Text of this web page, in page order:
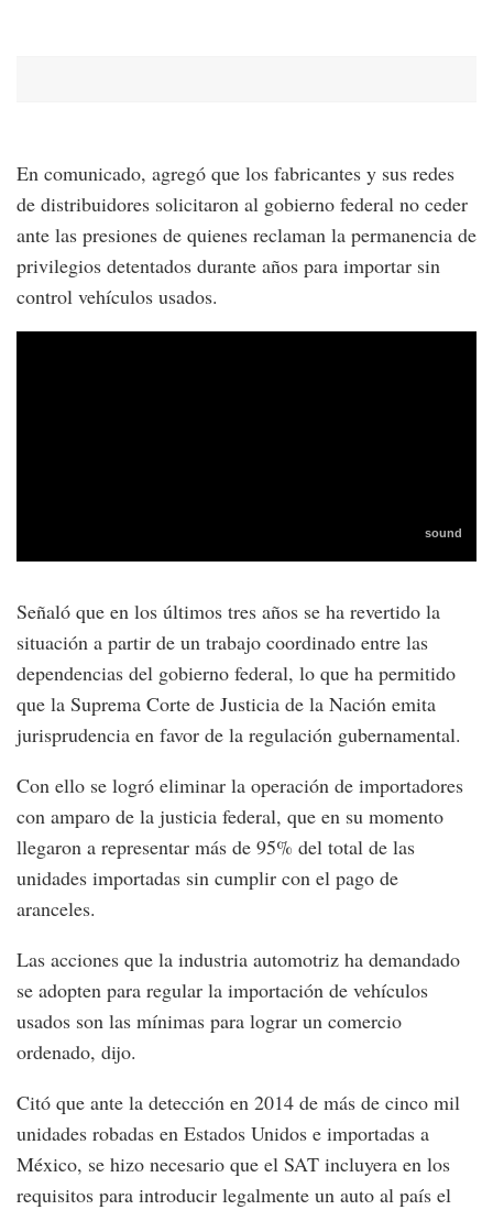
En comunicado, agregó que los fabricantes y sus redes
de distribuidores solicitaron al gobierno federal no ceder
ante las presiones de quienes reclaman la permanencia de
privilegios detentados durante años para importar sin
control vehículos usados.
Señaló que en los últimos tres años se ha revertido la
situación a partir de un trabajo coordinado entre las
dependencias del gobierno federal, lo que ha permitido
que la Suprema Corte de Justicia de la Nación emita
jurisprudencia en favor de la regulación gubernamental.
Con ello se logró eliminar la operación de importadores
con amparo de la justicia federal, que en su momento
llegaron a representar más de 95% del total de las
unidades importadas sin cumplir con el pago de
aranceles.
Las acciones que la industria automotriz ha demandado
se adopten para regular la importación de vehículos
usados son las mínimas para lograr un comercio
ordenado, dijo.
Citó que ante la detección en 2014 de más de cinco mil
unidades robadas en Estados Unidos e importadas a
México, se hizo necesario que el SAT incluyera en los
requisitos para introducir legalmente un auto al país el